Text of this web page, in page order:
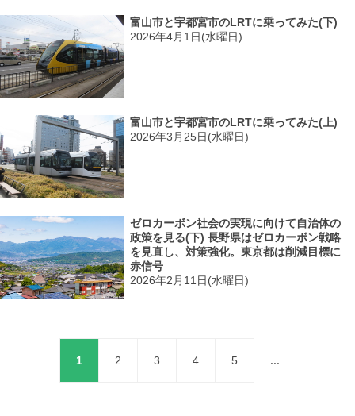
富山市と宇都宮市のLRTに乗ってみた(下)
2026年4月1日(水曜日)
富山市と宇都宮市のLRTに乗ってみた(上)
2026年3月25日(水曜日)
ゼロカーボン社会の実現に向けて自治体の
政策を見る(下) 長野県はゼロカーボン戦略
を見直し、対策強化。東京都は削減目標に
赤信号
2026年2月11日(水曜日)
1 2 3 4 5 ...